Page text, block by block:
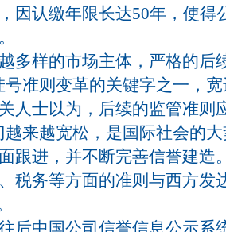
因认缴年限长达50年，使得
样的市场主体，严格的后
号准则变革的关键字之一，
人士以为，后续的监管准则
越宽松，是国际社会的大
跟进，并不断完善信誉建造
税务等方面的准则与西方发
中国公司信誉信息公示系